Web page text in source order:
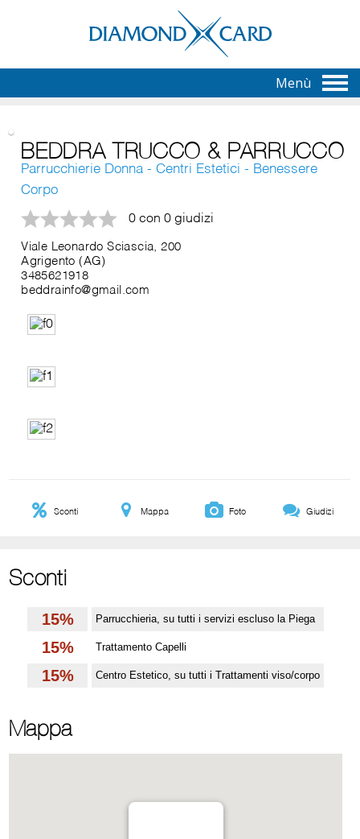
Menù
BEDDRA TRUCCO & PARRUCCO
Parrucchierie Donna - Centri Estetici - Benessere
Corpo
0 con 0 giudizi
Viale Leonardo Sciascia, 200
Agrigento (AG)
3485621918
beddrainfo@gmail.com
Sconti Mappa Foto Giudizi
Sconti
15% Parrucchieria, su tutti i servizi escluso la Piega
15% Trattamento Capelli
15% Centro Estetico, su tutti i Trattamenti viso/corpo
Mappa